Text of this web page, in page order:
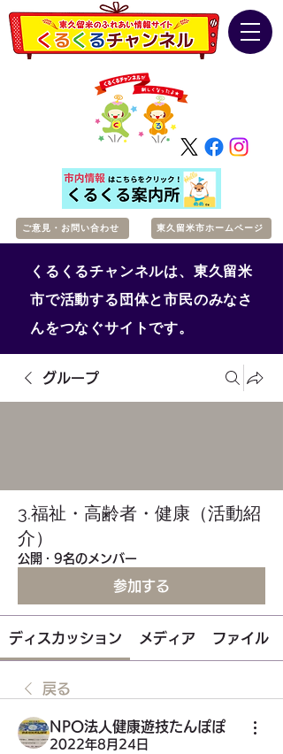
ご意見・お問い合わせ 東久留米市ホームページ
くるくるチャンネルは、東久留米
市で活動する団体と市民のみなさ
んをつなぐサイトです。
グループ
3.福祉・高齢者・健康（活動紹
介）
公開 · 9名のメンバー
参加する
ディスカッション メディア ファイル
戻る
NPO法人健康遊技たんぽぽ
2022年8月24日